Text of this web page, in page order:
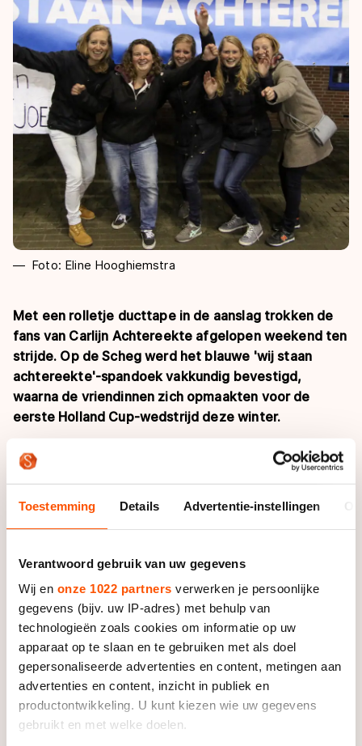
Toestemming Details Advertentie-instellingen
Verantwoord gebruik van uw gegevens
Wij en onze 1022 partners verwerken je persoonlijke
gegevens (bijv. uw IP-adres) met behulp van
technologieën zoals cookies om informatie op uw
apparaat op te slaan en te gebruiken met als doel
gepersonaliseerde advertenties en content, metingen aan
advertenties en content, inzicht in publiek en
productontwikkeling. U kunt kiezen wie uw gegevens
gebruikt en met welke doelen.
Kunstschaatsen
Schoonrijden
Natuurijs
Marathon
Inlineskaten
Kunstschaatsen
Ranglijsten Langebaan
Persoonlijke records & tijden
Historie & statistiek
De weg op
Inschrijven wedstrijden
Algemene Nederlandse Schaatstijd
Deze zomer de weg op
Waar kan ik schaatsen en skaten?
Schaatsfans
Alles voor jou als schaatsfan
Evenementen
Tickets
Livestreams
Word schaatsfan!
Winacties
Olympische Spelen
Olympische Spelen
Medaille overzicht
Medaillespiegel
Olympische uitslagen
Foto: Eline Hooghiemstra
Met een rolletje ducttape in de aanslag trokken de
fans van Carlijn Achtereekte afgelopen weekend ten
strijde. Op de Scheg werd het blauwe 'wij staan
achtereekte'-spandoek vakkundig bevestigd,
waarna de vriendinnen zich opmaakten voor de
eerste Holland Cup-wedstrijd deze winter.
"We komen allemaal uit Lettele", vertellen Karin, Jolien,
Elles, Lotte en Annemiek. De vriendinnen kennen
trouwe supporters. "We zijn al vaak naar Thialf
er natuurlijk ook zijn. Dan zegt Carlijn: 'Ik zal er harder
straks moeten zien."
Aan het spandoek dat ze speciaal voor hun
vriendin lieten maken zal het in ieder geval niet liggen.
De dames bevestigen aan het professionele doek ook
nog snel een kleiner, zelfgeschreven wit spandoekje.
'En Sjoerd', luidt de toevoeging. "Ja, Sjoerd de Vries